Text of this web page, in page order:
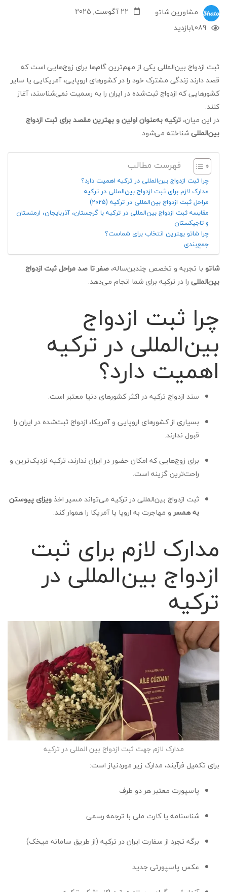
مشاورین شاتو
22 آگوست, 2025
بازدید1,089
ثبت ازدواج بین‌المللی یکی از مهم‌ترین گام‌ها برای زوج‌هایی است که
قصد دارند زندگی مشترک خود را در کشورهای اروپایی، آمریکایی یا سایر
کشورهایی که ازدواج ثبت‌شده در ایران را به رسمیت نمی‌شناسند، آغاز
کنند.
در این میان، ترکیه به‌عنوان اولین و بهترین مقصد برای ثبت ازدواج
بین‌المللیشناخته می‌شود.
فهرست مطالب
چرا ثبت ازدواج بین‌المللی در ترکیه اهمیت دارد؟
مدارک لازم برای ثبت ازدواج بین‌المللی در ترکیه
مراحل ثبت ازدواج بین‌المللی در ترکیه (2025)
مقایسه ثبت ازدواج بین‌المللی در ترکیه با گرجستان، آذربایجان، ارمنستان
و تاجیکستان
چرا شاتو بهترین انتخاب برای شماست؟
جمع‌بندی
شاتو با تجربه و تخصص چندین‌ساله، صفر تا صد مراحل ثبت ازدواج
بین‌المللی را در ترکیه برای شما انجام می‌دهد.
چرا ثبت ازدواج
بین‌المللی در ترکیه
اهمیت دارد؟
سند ازدواج ترکیه در اکثر کشورهای دنیا معتبر است.
بسیاری از کشورهای اروپایی و آمریکا، ازدواج ثبت‌شده در ایران را
قبول ندارند.
برای زوج‌هایی که امکان حضور در ایران ندارند، ترکیه نزدیک‌ترین و
راحت‌ترین گزینه است.
ثبت ازدواج بین‌المللی در ترکیه می‌تواند مسیر اخذویزای پیوستن
به همسرو مهاجرت به اروپا یا آمریکا را هموار کند.
مدارک لازم برای ثبت
ازدواج بین‌المللی در
ترکیه
مدارک لازم جهت ثبت ازدواج بین المللی در ترکیه
برای تکمیل فرآیند، مدارک زیر موردنیاز است:
پاسپورت معتبر هر دو طرف
شناسنامه یا کارت ملی با ترجمه رسمی
برگه تجرد از سفارت ایران در ترکیه (از طریق سامانه میخک)
عکس پاسپورتی جدید